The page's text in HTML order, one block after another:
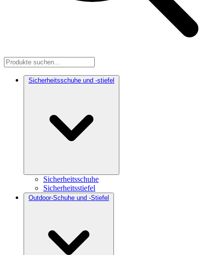
Sicherheitsschuhe und -stiefel
Sicherheitsschuhe
Sicherheitsstiefel
Outdoor-Schuhe und -Stiefel